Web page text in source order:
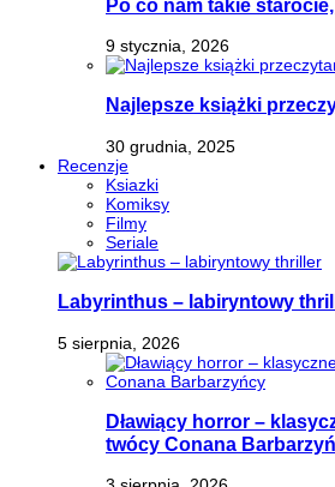
Po co nam takie
9 stycznia, 2026
Najlepsze książki
30 grudnia, 2025
Recenzje
Ksiazki
Komiksy
Filmy
Seriale
Labyrinthus – labiryntowy
5 sierpnia, 2026
Dławiący horror –
twócy Conana